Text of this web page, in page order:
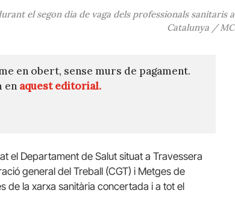
el segon dia de vaga dels professionals sanitaris a
Catalunya / MC
en obert, sense murs de pagament.
en aquest editorial.
el Departament de Salut situat a Travessera
general del Treball (CGT) i Metges de
de la xarxa sanitària concertada i a tot el